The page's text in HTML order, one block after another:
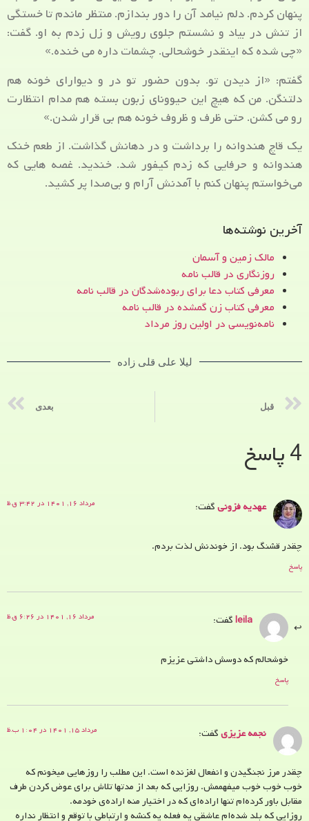
پنهان کردم. دلم نیامد آن را دور بندازم. منتظر ماندم تا خستگی
از تنش در بیاد و نشستم جلوی رویش و زل زدم به او. گفت:
«چی شده که اینقدر خوشحالی. چشمات داره می خنده.»
گفتم: «از دیدن تو. بدون حضور تو در و دیوارای خونه هم
دلتنگن. من که هیچ این حیوونای زبون بسته هم مدام انتظارت
رو می کشن. حتی ظرف و ظروف خونه هم بی قرار شدن.»
یک قاچ هندوانه را برداشت و در دهانش گذاشت. از طعم خنک
هندوانه و حرفایی که زدم کیفور شد. خندید. غصه هایی که
می‌خواستم پنهان کنم با آمدنش آرام و بی‌صدا پر کشید.
آخرین نوشته‌ها
مالک زمین و آسمان
روزنگاری در قالب نامه
معرفی کتاب دعا برای ربوده‌شدگان در قالب نامه
معرفی کتاب زن‌ گمشده در قالب نامه
نامه‌نویسی در اولین روز مرداد
لیلا علی قلی زاده
قبل بعدی
4 پاسخ
عهدیه فزونیگفت: مرداد ۱۶, ۱۴۰۱ در ۳:۴۲ ق.ظ
چقدر قشنگ بود. از خوندنش لذت بردم.
پاسخ
leilaگفت: مرداد ۱۶, ۱۴۰۱ در ۶:۲۶ ق.ظ
خوشحالم که دوسش داشتی عزیزم
پاسخ
نجمه عزیزیگفت: مرداد ۱۵, ۱۴۰۱ در ۱:۰۴ ب.ظ
چقدر مرز نجنگیدن و انفعال لغزنده است. این مطلب را روزهايي میخونم که
خوب خوب خوب میفهممش. روزایی که بعد از مدتها تلاش برای عوض کردن طرف
مقابل باور کرده‌ام تنها اراده‌ای که در اختیار منه اراده‌ی خودمه.
روزایی که بلد شده‌ام عاشقی یه فعله یه کنشه و ارتباطی با توقع و انتظار نداره